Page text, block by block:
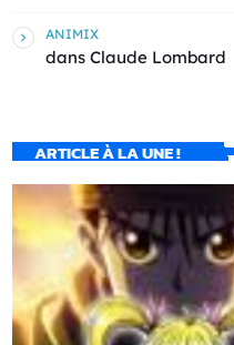
ANIMIX
dans Claude Lombard
ARTICLE À LA UNE !